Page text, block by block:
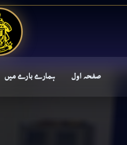
صفحہ اول ہمارے بارے میں